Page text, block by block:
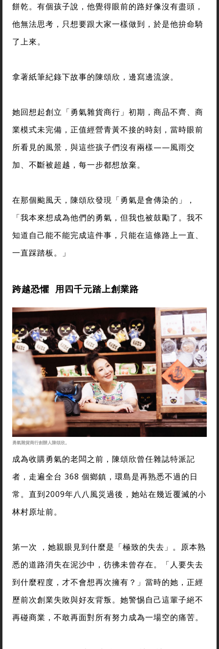
餅乾。有個孩子說，他覺得眼前的路好像沒有盡頭，
他無法思考，只想要跟大家一樣做到，於是他拚命騎
了上來。
拿著紙筆紀錄下故事的陳頌欣，邊寫邊流淚。
她回想起創立「勇氣雜貨商行」初期，商品不齊、商
業模式未完備，正值經營青黃不接的時刻，當時眼前
所看見的風景，與這些孩子們沒有兩樣——風雨交
加、不斷被超越，每一步都想放棄。
在那個颱風天，陳頌欣發現「勇氣是會傳染的」，
「我本來想成為他們的勇氣，但我也被鼓勵了。我不
知道自己能不能完成這件事，只能在這條路上一直、
一直踩踏板。」
跨越恐懼 用四千元踏上創業路
勇氣雜貨商行創辦人陳頌欣。
成為收購勇氣的老闆之前，陳頌欣曾任雜誌特派記
者，走遍全台 368 個鄉鎮，環島是再熟悉不過的日
常。直到2009年八八風災過後，她站在幾近覆滅的小
林村原址前。
第一次 ，她親眼見到什麼是「極致的失去」。原本熟
悉的道路消失在泥沙中，彷彿未曾存在。「人要失去
到什麼程度，才不會想再次擁有？」當時的她，正經
歷前次創業失敗與好友背叛。她警惕自己這輩子絕不
再碰商業，不敢再面對所有努力成為一場空的痛苦。